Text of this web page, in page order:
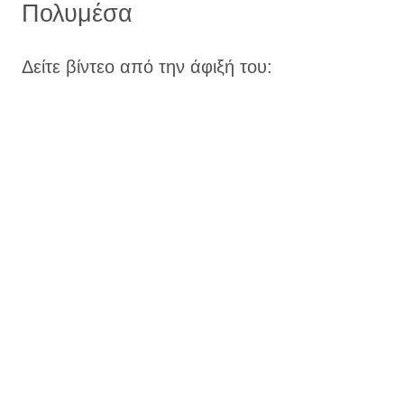
Πολυμέσα
Δείτε βίντεο από την άφιξή του: